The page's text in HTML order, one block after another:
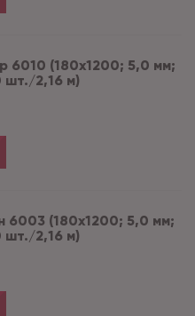
6010 (180x1200; 5,0 мм;
шт./2,16 м)
6003 (180x1200; 5,0 мм;
шт./2,16 м)